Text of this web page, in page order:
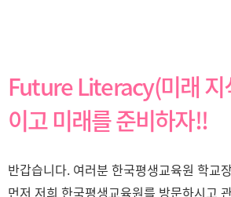
Future Literacy(미래 지
이고 미래를 준비하자!!
반갑습니다. 여러분 한국평생교육원 학교
먼저 저희 한국평생교육원를 방문하시고